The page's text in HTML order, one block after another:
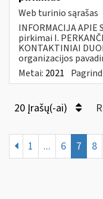
Web turinio sąrašas
INFORMACIJA APIE
pirkimai I.
KONTAKTINIAI
organizacijos
Metai: 2021
20 Įrašų(-ai)
1 ... 6 7 8